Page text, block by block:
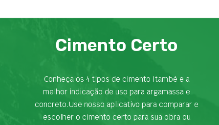
Cimento Certo
Conheça os 4 tipos de cimento Itambé e a
melhor indicação de uso para argamassa e
concreto.Use nosso aplicativo para comparar e
escolher o cimento certo para sua obra ou